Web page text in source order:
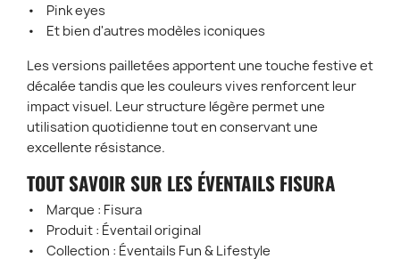
• Pink eyes
• Et bien d'autres modèles iconiques
Les versions pailletées apportent une touche festive et
décalée tandis que les couleurs vives renforcent leur
impact visuel. Leur structure légère permet une
utilisation quotidienne tout en conservant une
excellente résistance.
TOUT SAVOIR SUR LES ÉVENTAILS FISURA
• Marque : Fisura
• Produit : Éventail original
• Collection : Éventails Fun & Lifestyle